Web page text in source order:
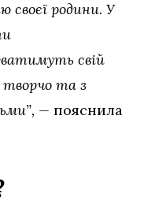
своєї родини. У
свій
та з
— пояснила